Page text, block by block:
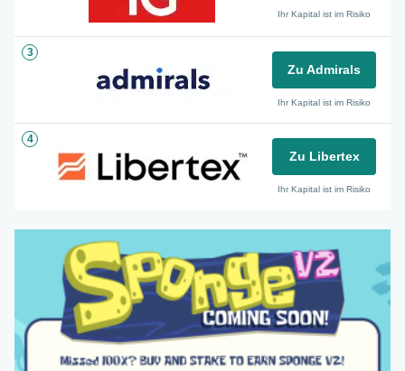
Ihr Kapital ist im Risiko
3
Zu Admirals
Ihr Kapital ist im Risiko
4
Zu Libertex
Ihr Kapital ist im Risiko